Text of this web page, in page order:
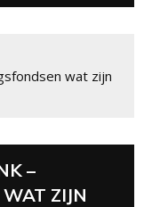
wat zijn
–
ZIJN